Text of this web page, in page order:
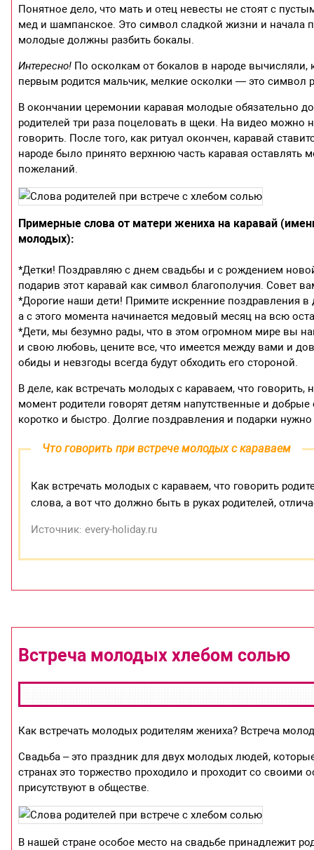
Понятное дело, что мать и отец невесты не стоят с
мед и шампанское. Это символ сладкой жизни и начала
молодые должны разбить бокалы.
Интересно! По осколкам от бокалов в народе вычисляли,
первым родится мальчик, мелкие осколки — это символ
В окончании церемонии каравая молодые обязательно
родителей три раза поцеловать в щеки. На видео можно
говорить. После того, как ритуал окончен, каравай
народе было принято верхнюю часть каравая оставлять
пожеланий.
Примерные слова от матери жениха на каравай
молодых):
*Детки! Поздравляю с днем свадьбы и с рождением
подарив этот каравай как символ благополучия. Совет
*Дорогие наши дети! Примите искренние поздравления
а с этого момента начинается медовый месяц на всю
*Дети, мы безумно рады, что в этом огромном мире вы
и свою любовь, цените все, что имеется между вами и
обиды и невзгоды всегда будут обходить его стороной.
В деле, как встречать молодых с караваем, что
момент родители говорят детям напутственные и
коротко и быстро. Долгие поздравления и подарки
Что говорить при встрече молодых с караваем
Как встречать молодых с караваем, что говорить
слова, а вот что должно быть в руках родителей,
Источник: every-holiday.ru
Встреча молодых хлебом солью
Как встречать молодых родителям жениха? Встреча
Свадьба – это праздник для двух молодых людей,
странах это торжество проходило и проходит со
присутствуют в обществе.
В нашей стране особое место на свадьбе принадлежит